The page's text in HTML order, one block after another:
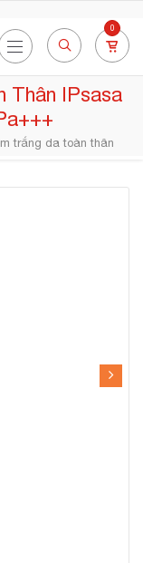
0
Thân IPsasa
trắng da toàn thân